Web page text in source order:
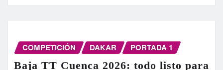
COMPETICIÓN DAKAR PORTADA 1
Baja TT Cuenca 2026: todo listo para